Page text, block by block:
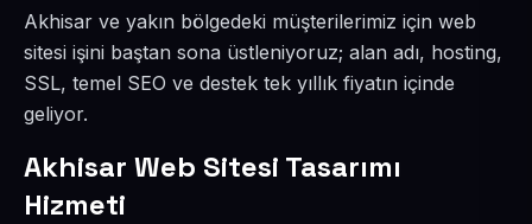
Akhisar ve yakın bölgedeki müşterilerimiz için web
sitesi işini baştan sona üstleniyoruz; alan adı, hosting,
SSL, temel SEO ve destek tek yıllık fiyatın içinde
geliyor.
Akhisar Web Sitesi Tasarımı
Hizmeti